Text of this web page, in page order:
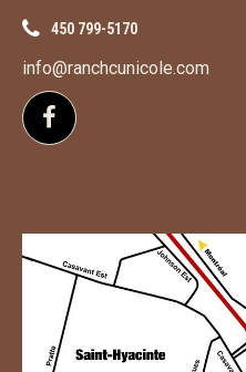
450 799-5170
info@ranchcunicole.com
Suivez-nous sur Facebook